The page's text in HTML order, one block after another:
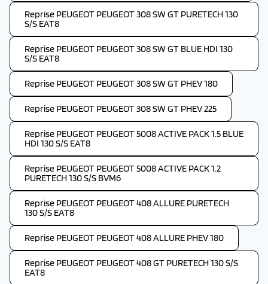
Reprise PEUGEOT PEUGEOT 308 SW GT PURETECH 130
S/S EAT8
Reprise PEUGEOT PEUGEOT 308 SW GT BLUE HDI 130
S/S EAT8
Reprise PEUGEOT PEUGEOT 308 SW GT PHEV 180
Reprise PEUGEOT PEUGEOT 308 SW GT PHEV 225
Reprise PEUGEOT PEUGEOT 5008 ACTIVE PACK 1.5 BLUE
HDI 130 S/S EAT8
Reprise PEUGEOT PEUGEOT 5008 ACTIVE PACK 1.2
PURETECH 130 S/S BVM6
Reprise PEUGEOT PEUGEOT 408 ALLURE PURETECH
130 S/S EAT8
Reprise PEUGEOT PEUGEOT 408 ALLURE PHEV 180
Reprise PEUGEOT PEUGEOT 408 GT PURETECH 130 S/S
EAT8